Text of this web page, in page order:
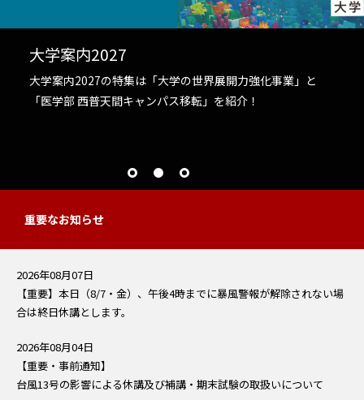
「プッシュ通知」で琉球大学の最新
スマホなどに届きます
琉球大学では、最新情報などをお使いのスマート
2026年08月07日
【重要】本日（8/7・金）、午後4時までに暴風警報が解除されない場
合は終日休講とします。
2026年08月04日
【重要・事前通知】
台風13号の影響による休講及び補講・期末試験の取扱いについて
重要なお知らせ